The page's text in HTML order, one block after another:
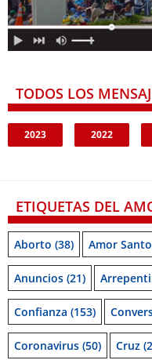
TODOS LOS
2023 2022
ETIQUETAS DEL
Aborto (38) Amor Santo
Anuncios (21)
Confianza (153)
Coronavirus (50) Cruz